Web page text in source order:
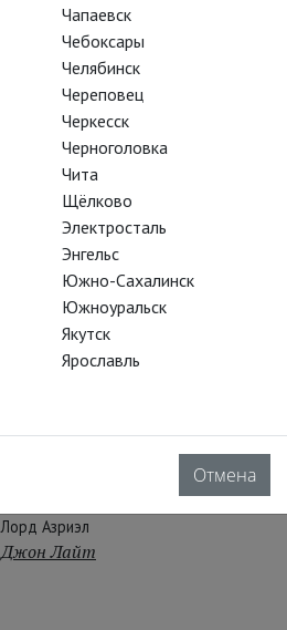
Элла Дакрес
Ханна Релф
Наоми Фредерик
Лорд Азриэл
Джон Лайт
Чапаевск
Чебоксары
Челябинск
Череповец
Черкесск
Черноголовка
Чита
Щёлково
Электросталь
Энгельс
Южно-Сахалинск
Южноуральск
Якутск
Ярославль
Отмена